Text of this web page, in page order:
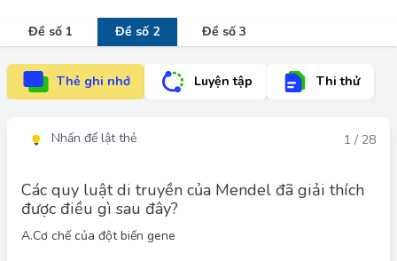
Đề số 1 Đề số 2 Đề số 3
Thẻ ghi nhớ Luyện tập Thi thử
Nhấn để lật thẻ 1 / 28
Các quy luật di truyền của Mendel đã giải thích
được điều gì sau đây?
A.Cơ chế của đột biến gene